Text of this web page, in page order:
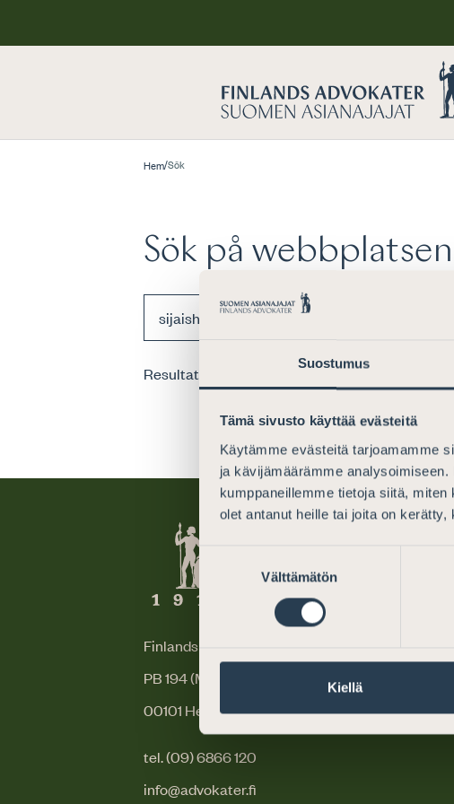
Suostumus
Tämä sivusto käyttää evästeitä
Käytämme evästeitä tarjoamamme
ja kävijämäärämme
kumppaneillemme tietoja siitä,
olet antanut heille tai joita on
Suostumuksen
Välttämätön
Kiellä
Hem/Sök
Sök på webbplatsen
Resultat st för sökordet”sijaishuolto”
Finlands Advokater
PB 194 (Mikaelsgatan 25)
00101 Helsingfors
tel. (09) 6866 120
info@advokater.fi